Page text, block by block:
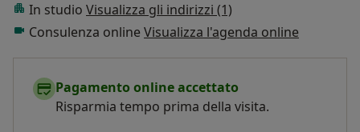
In studio Visualizza gli indirizzi (1)
Consulenza online Visualizza l'agenda online
Pagamento online accettato
Risparmia tempo prima della visita.